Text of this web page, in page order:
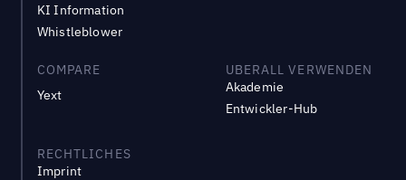
KI Information
Whistleblower
COMPARE
Yext
UBERALL VERWENDEN
Akademie
Entwickler-Hub
RECHTLICHES
Imprint